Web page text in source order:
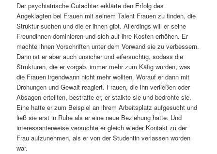
Der psychiatrische Gutachter erklärte den Erfolg des
Angeklagten bei Frauen mit seinem Talent Frauen zu finden, die
Struktur suchen und die er ihnen gibt. Allerdings will er seine
Freundinnen dominieren und sich auf ihre Kosten erhöhen. Er
machte ihnen Vorschriften unter dem Vorwand sie zu verbessern.
Dann ist er aber auch unsicher und eifersüchtig, sodass die
Strukturen, die er vorgab, immer mehr zum Käfig wurden, was
die Frauen irgendwann nicht mehr wollten. Worauf er dann mit
Drohungen und Gewalt reagiert. Frauen, die ihn verließen oder
Absagen erteilten, bestrafte er, er stalkte sie und bedrohte sie.
Eine hatte er zum Beispiel an ihrem Arbeitsplatz aufgesucht und
ließ sie erst in Ruhe als er eine neue Beziehung hatte. Und
interessanterweise versuchte er gleich wieder Kontakt zu der
Frau aufzunehmen, als er von der Studentin verlassen worden
war.